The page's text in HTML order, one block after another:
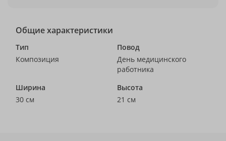
Общие характеристики
Тип
Композиция
Повод
День медицинского
работника
Ширина
30 см
Высота
21 см